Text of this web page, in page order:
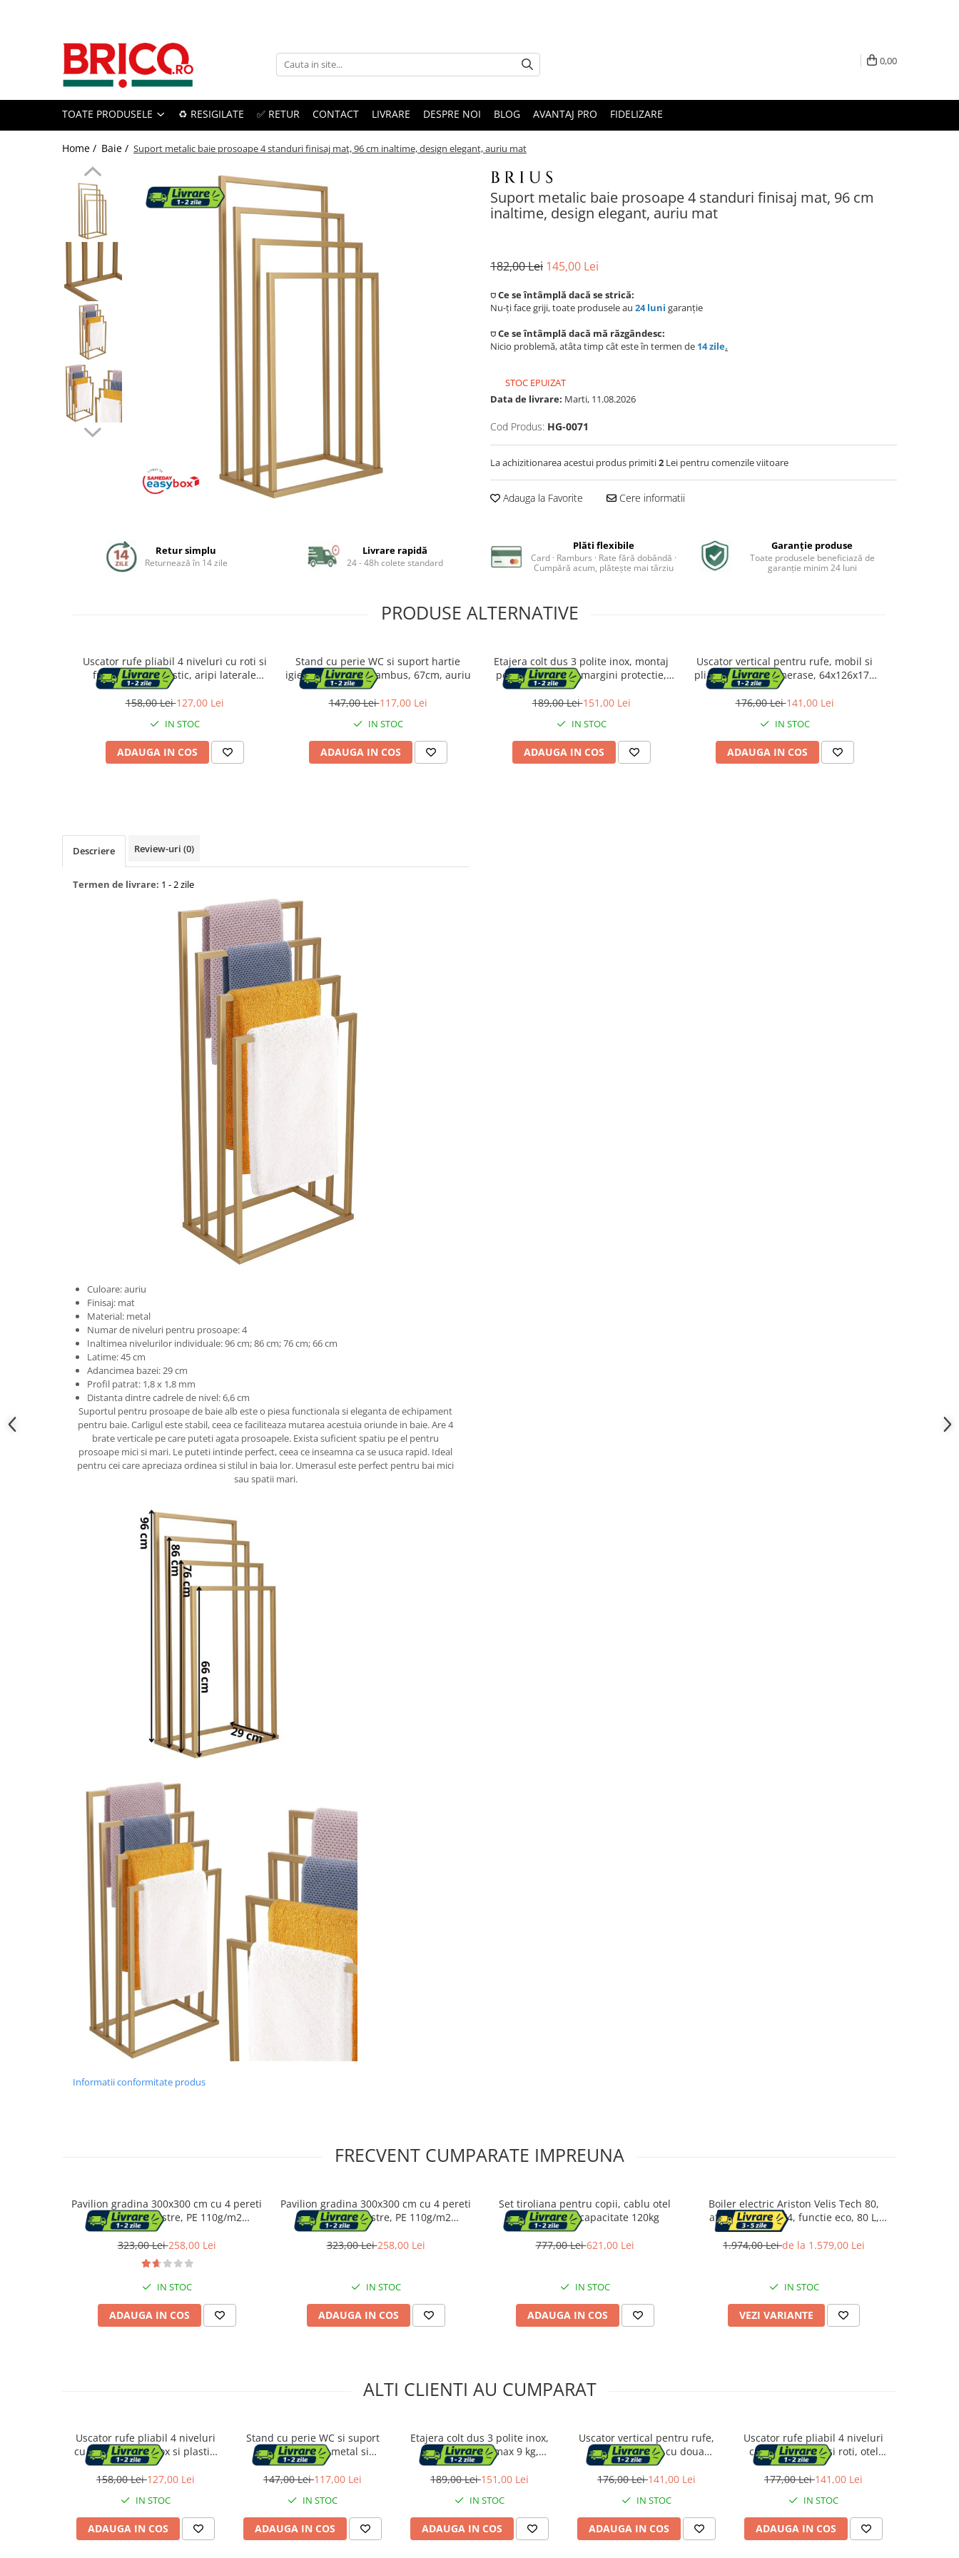
Toate Produsele
Baterii sanitare
Baterii chiuveta baie
Baterii cada si dus
Baterii bideu si dus igienic
Sisteme de dus
Coloane de dus
Sisteme de dus incastrate
Brate si palarii dus
Accesorii lavoare
Cosuri de rufe
Suporturi si accesorii de baie
Bucatarie
Mobila bucatarie
Suporturi si accesorii de bucatarie
Mobila living
Mese cafea si decorative
Plante artificiale
Ansambluri de joaca animale
Articole sanatate
Radio cu ceas & portabile
0,00
TOATE PRODUSELE ♻️ RESIGILATE ✅ RETUR CONTACT LIVRARE DESPRE NOI BLOG AVANTAJ PRO FIDELIZARE
Home / Baie / Suport metalic baie prosoape 4 standuri finisaj mat, 96 cm inaltime, design elegant, auriu mat
Suport metalic baie prosoape 4 standuri finisaj mat, 96 cm
inaltime, design elegant, auriu mat
182,00 Lei 145,00 Lei
⛉ Ce se întâmplă dacă se strică:
Nu-ți face griji, toate produsele au 24 luni garanție
⛉ Ce se întâmplă dacă mă răzgândesc:
Nicio problemă, atâta timp cât este în termen de 14 zile.
STOC EPUIZAT
Data de livrare: Marti, 11.08.2026
Cod Produs: HG-0071
La achizitionarea acestui produs primiti2 Lei pentru comenzile viitoare
Adauga la Favorite Cere informatii
Retur simplu
Returnează în 14 zile
Livrare rapidă
24 - 48h colete standard
Plăti flexibile
Card · Ramburs · Rate fără dobândă ·
Cumpără acum, plătește mai târziu
Garanție produse
Toate produsele beneficiază de
garanție minim 24 luni
PRODUSE ALTERNATIVE
Uscator rufe pliabil 4 niveluri cu roti si
frana, inox si plastic, aripi laterale
pivotante, max 35 kg, 128x64x173 cm,
negru
158,00 Lei127,00 Lei
IN STOC
ADAUGA IN COS
Stand cu perie WC si suport hartie
igienica, metal si bambus, 67cm, auriu
147,00 Lei117,00 Lei
IN STOC
ADAUGA IN COS
Etajera colt dus 3 polite inox, montaj
perete, max 9 kg, margini protectie,
25x25x59 cm, argintiu
189,00 Lei151,00 Lei
IN STOC
ADAUGA IN COS
Uscator vertical pentru rufe, mobil si
pliabil, cu doua umerase, 64x126x172
cm, sarcina 35kg
176,00 Lei141,00 Lei
IN STOC
ADAUGA IN COS
Descriere Review-uri (0)
Termen de livrare: 1 - 2 zile
Culoare: auriu
Finisaj: mat
Material: metal
Numar de niveluri pentru prosoape: 4
Inaltimea nivelurilor individuale: 96 cm; 86 cm; 76 cm; 66 cm
Latime: 45 cm
Adancimea bazei: 29 cm
Profil patrat: 1,8 x 1,8 mm
Distanta dintre cadrele de nivel: 6,6 cm
Suportul pentru prosoape de baie alb este o piesa functionala si eleganta de echipament
pentru baie. Carligul este stabil, ceea ce faciliteaza mutarea acestuia oriunde in baie. Are 4
brate verticale pe care puteti agata prosoapele. Exista suficient spatiu pe el pentru
prosoape mici si mari. Le puteti intinde perfect, ceea ce inseamna ca se usuca rapid. Ideal
pentru cei care apreciaza ordinea si stilul in baia lor. Umerasul este perfect pentru bai mici
sau spatii mari.
Informatii conformitate produs
FRECVENT CUMPARATE IMPREUNA
Pavilion gradina 300x300 cm cu 4 pereti
laterali cu ferestre, PE 110g/m2
impermeabil, cadru otel, gri
323,00 Lei258,00 Lei
IN STOC
ADAUGA IN COS
Pavilion gradina 300x300 cm cu 4 pereti
laterali cu ferestre, PE 110g/m2
impermeabil, cadru otel, verde
323,00 Lei258,00 Lei
IN STOC
ADAUGA IN COS
Set tiroliana pentru copii, cablu otel
lungime 30m, capacitate 120kg
777,00 Lei621,00 Lei
IN STOC
ADAUGA IN COS
Boiler electric Ariston Velis Tech 80,
afisaj digital, IPX4, functie eco, 80 L,
1500 W
1.974,00 Leide la 1.579,00 Lei
IN STOC
VEZI VARIANTE
ALTI CLIENTI AU CUMPARAT
Uscator rufe pliabil 4 niveluri
cu roti si frana, inox si plastic,
aripi laterale pivotante, max 35
kg, 128x64x173 cm, negru
158,00 Lei127,00 Lei
IN STOC
ADAUGA IN COS
Stand cu perie WC si suport
hartie igienica, metal si
bambus, 67cm, auriu
147,00 Lei117,00 Lei
IN STOC
ADAUGA IN COS
Etajera colt dus 3 polite inox,
montaj perete, max 9 kg,
margini protectie, 25x25x59 cm,
argintiu
189,00 Lei151,00 Lei
IN STOC
ADAUGA IN COS
Uscator vertical pentru rufe,
mobil si pliabil, cu doua
umerase, 64x126x172 cm,
sarcina 35kg
176,00 Lei141,00 Lei
IN STOC
ADAUGA IN COS
Uscator rufe pliabil 4 niveluri
cu aripi laterale si roti, otel
inoxidabil, max 35 kg,
126x64x172 cm, alb
177,00 Lei141,00 Lei
IN STOC
ADAUGA IN COS